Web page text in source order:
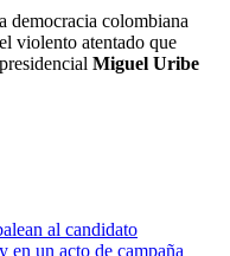
democracia colombiana
violento atentado que
Miguel Uribe